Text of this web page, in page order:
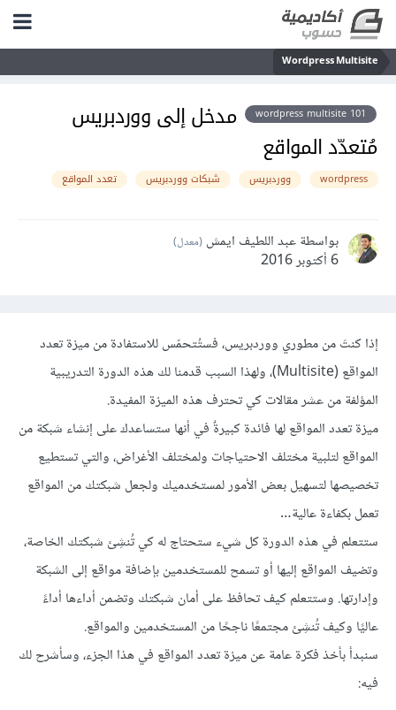
Wordpress Multisite
wordpress multisite 101
مدخل إلى ووردبريس
مُتعدّد المواقع
wordpress ووردبريس شبكات ووردبريس تعدد المواقع
بواسطة عبد اللطيف ايمش (معدل)
6 أكتوبر 2016
إذا كنتَ من مطوري ووردبريس، فستُتحمّس للاستفادة من ميزة تعدد
المواقع (Multisite)، ولهذا السبب قدمنا لك هذه الدورة التدريبية
المؤلفة من عشر مقالات كي تحترف هذه الميزة المفيدة.
ميزة تعدد المواقع لها فائدة كبيرةٌ في أنها ستساعدك على إنشاء شبكة من
المواقع لتلبية مختلف الاحتياجات ولمختلف الأغراض، والتي تستطيع
تخصيصها لتسهيل بعض الأمور لمستخدميك ولجعل شبكتك من المواقع
تعمل بكفاءة عالية…
ستتعلم في هذه الدورة كل شيء ستحتاج له كي تُنشِئ شبكتك الخاصة،
وتضيف المواقع إليها أو تسمح للمستخدمين بإضافة مواقع إلى الشبكة
وإدارتها. وستتعلم كيف تحافظ على أمان شبكتك وتضمن أداءها أداءً
عاليًا وكيف تُنشِئ مجتمعًا ناجحًا من المستخدمين والمواقع.
سنبدأ بأخذ فكرة عامة عن ميزة تعدد المواقع في هذا الجزء، وسأشرح لك
فيه: